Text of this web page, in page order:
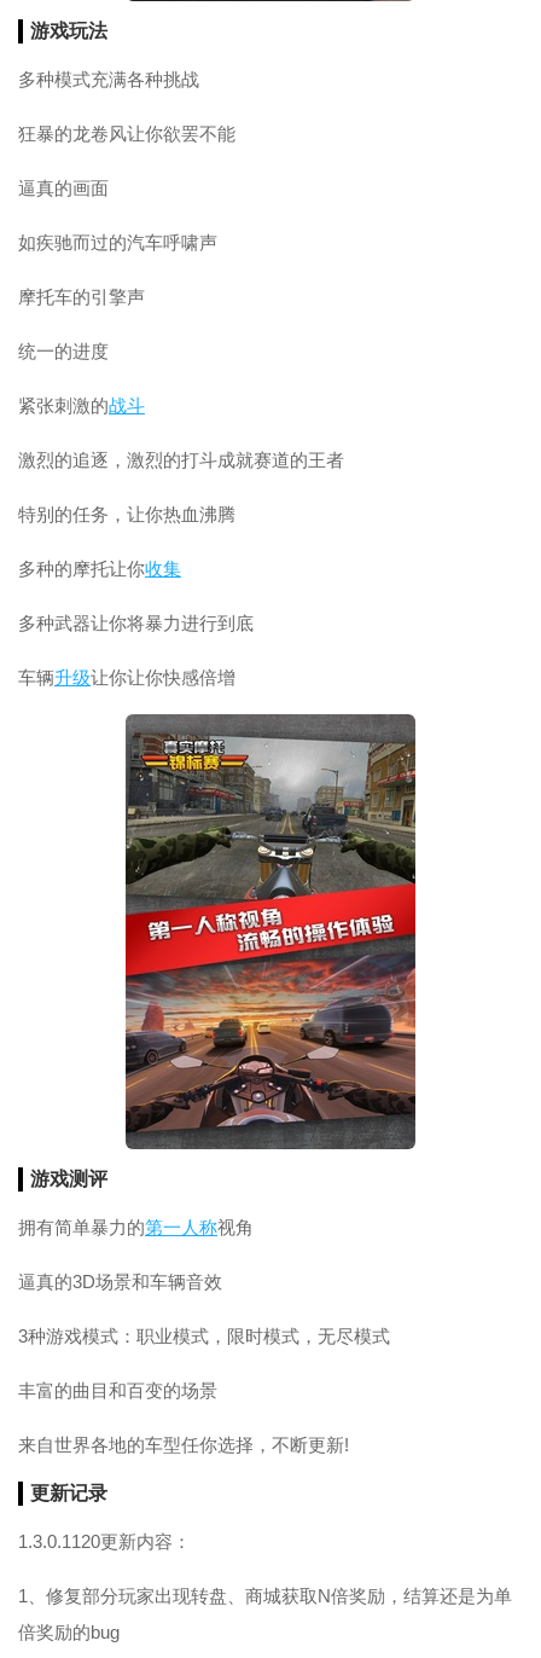
游戏玩法
多种模式充满各种挑战
狂暴的龙卷风让你欲罢不能
逼真的画面
如疾驰而过的汽车呼啸声
摩托车的引擎声
统一的进度
紧张刺激的战斗
激烈的追逐，激烈的打斗成就赛道的王者
特别的任务，让你热血沸腾
多种的摩托让你收集
多种武器让你将暴力进行到底
车辆升级让你让你快感倍增
游戏测评
拥有简单暴力的第一人称视角
逼真的3D场景和车辆音效
3种游戏模式：职业模式，限时模式，无尽模式
丰富的曲目和百变的场景
来自世界各地的车型任你选择，不断更新!
更新记录
1.3.0.1120更新内容：
1、修复部分玩家出现转盘、商城获取N倍奖励，结算还是为单
倍奖励的bug